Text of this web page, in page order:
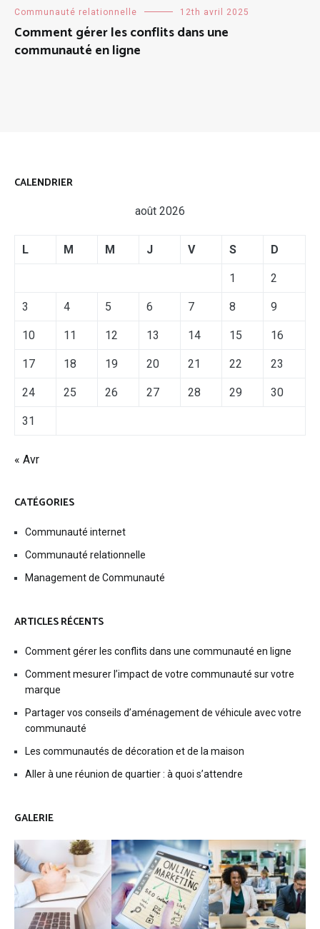
Communauté relationnelle 12th avril 2025
Comment gérer les conflits dans une
communauté en ligne
CALENDRIER
août 2026
L M M J V S D
1 2
3 4 5 6 7 8 9
10 11 12 13 14 15 16
17 18 19 20 21 22 23
24 25 26 27 28 29 30
31
« Avr
CATÉGORIES
Communauté internet
Communauté relationnelle
Management de Communauté
ARTICLES RÉCENTS
Comment gérer les conflits dans une communauté en ligne
Comment mesurer l’impact de votre communauté sur votre
marque
Partager vos conseils d’aménagement de véhicule avec votre
communauté
Les communautés de décoration et de la maison
Aller à une réunion de quartier : à quoi s’attendre
GALERIE